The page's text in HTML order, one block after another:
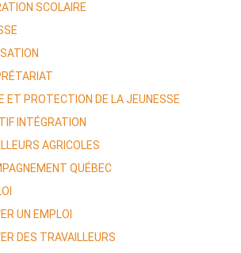
SCOLAIRE
ET PROTECTION DE LA JEUNESSE
INTÉGRATION
AGRICOLES
QUÉBEC
UN EMPLOI
DES TRAVAILLEURS